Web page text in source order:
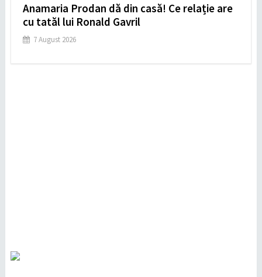
Anamaria Prodan dă din casă! Ce relație are
cu tatăl lui Ronald Gavril
7 August 2026